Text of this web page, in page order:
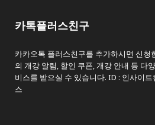
카톡플러스친구
카카오톡 플러스친구를 추가하시면 신청
의 개강 알림, 할인 쿠폰, 개강 안내 등 다
비스를 받으실 수 있습니다. ID : 인사이트
스